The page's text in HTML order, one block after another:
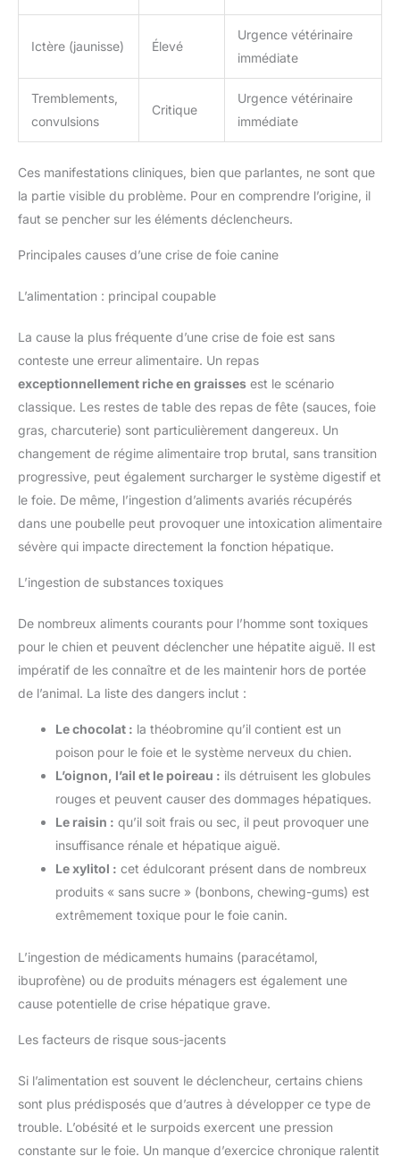
Ictère (jaunisse) Élevé
Urgence vétérinaire
immédiate
Tremblements,
convulsions
Critique
Urgence vétérinaire
immédiate
Ces manifestations cliniques, bien que parlantes, ne sont que
la partie visible du problème. Pour en comprendre l’origine, il
faut se pencher sur les éléments déclencheurs.
Principales causes d’une crise de foie canine
L’alimentation : principal coupable
La cause la plus fréquente d’une crise de foie est sans
conteste une erreur alimentaire. Un repas
exceptionnellement riche en graisses est le scénario
classique. Les restes de table des repas de fête (sauces, foie
gras, charcuterie) sont particulièrement dangereux. Un
changement de régime alimentaire trop brutal, sans transition
progressive, peut également surcharger le système digestif et
le foie. De même, l’ingestion d’aliments avariés récupérés
dans une poubelle peut provoquer une intoxication alimentaire
sévère qui impacte directement la fonction hépatique.
L’ingestion de substances toxiques
De nombreux aliments courants pour l’homme sont toxiques
pour le chien et peuvent déclencher une hépatite aiguë. Il est
impératif de les connaître et de les maintenir hors de portée
de l’animal. La liste des dangers inclut :
Le chocolat : la théobromine qu’il contient est un
poison pour le foie et le système nerveux du chien.
L’oignon, l’ail et le poireau : ils détruisent les globules
rouges et peuvent causer des dommages hépatiques.
Le raisin : qu’il soit frais ou sec, il peut provoquer une
insuffisance rénale et hépatique aiguë.
Le xylitol : cet édulcorant présent dans de nombreux
produits « sans sucre » (bonbons, chewing-gums) est
extrêmement toxique pour le foie canin.
L’ingestion de médicaments humains (paracétamol,
ibuprofène) ou de produits ménagers est également une
cause potentielle de crise hépatique grave.
Les facteurs de risque sous-jacents
Si l’alimentation est souvent le déclencheur, certains chiens
sont plus prédisposés que d’autres à développer ce type de
trouble. L’obésité et le surpoids exercent une pression
constante sur le foie. Un manque d’exercice chronique ralentit